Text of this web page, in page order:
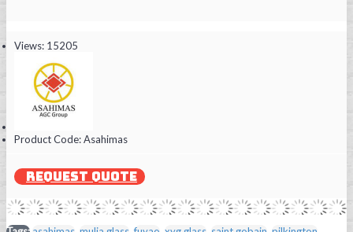
Views: 15205
Product Code:Asahimas
REQUEST QUOTE